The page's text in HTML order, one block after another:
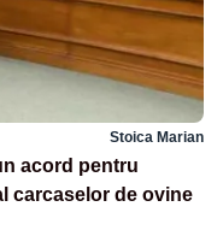
Stoica Marian
acord pentru
carcaselor de ovine